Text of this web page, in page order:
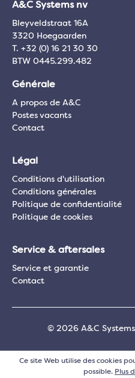
A&C Systems nv
Bleyveldstraat 16A
3320 Hoegaarden
T. +32 (0) 16 21 30 30
BTW 0445.299.482
Générale
A propos de A&C
Postes vacants
Contact
Légal
Conditions d'utilisation
Conditions générales
Politique de confidentialité
Politique de cookies
Service & aftersales
Service et garantie
Contact
© 2026 A&C
Ce site Web utilise des cookies
possible. Plus